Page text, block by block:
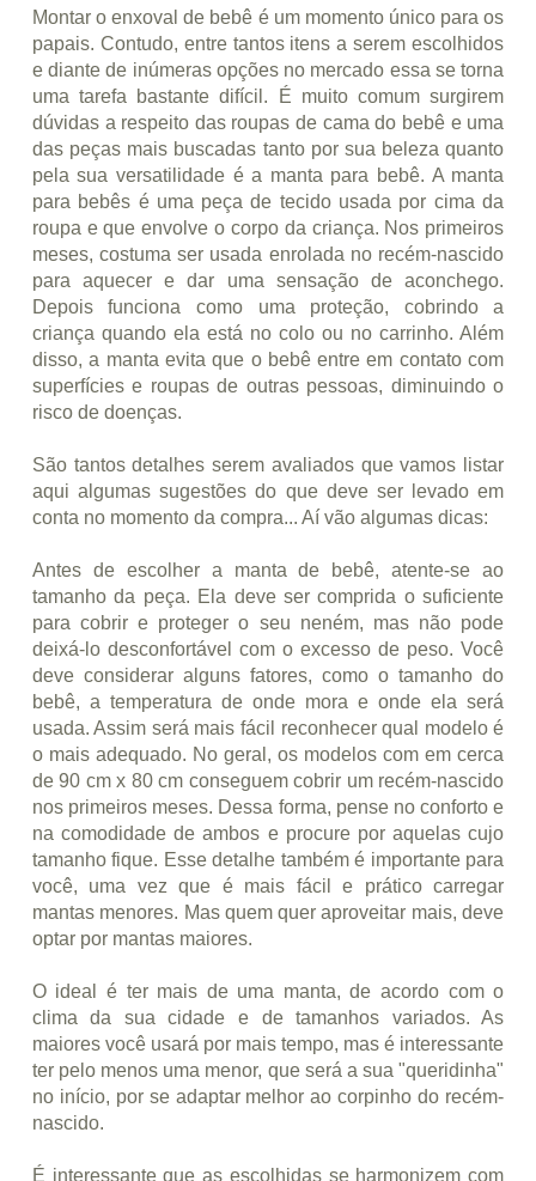
Montar o enxoval de bebê é um momento único para os
papais. Contudo, entre tantos itens a serem escolhidos
e diante de inúmeras opções no mercado essa se torna
uma tarefa bastante difícil. É muito comum surgirem
dúvidas a respeito das roupas de cama do bebê e uma
das peças mais buscadas tanto por sua beleza quanto
pela sua versatilidade é a manta para bebê. A manta
para bebês é uma peça de tecido usada por cima da
roupa e que envolve o corpo da criança. Nos primeiros
meses, costuma ser usada enrolada no recém-nascido
para aquecer e dar uma sensação de aconchego.
Depois funciona como uma proteção, cobrindo a
criança quando ela está no colo ou no carrinho. Além
disso, a manta evita que o bebê entre em contato com
superfícies e roupas de outras pessoas, diminuindo o
risco de doenças.
São tantos detalhes serem avaliados que vamos listar
aqui algumas sugestões do que deve ser levado em
conta no momento da compra... Aí vão algumas dicas:
Antes de escolher a manta de bebê, atente-se ao
tamanho da peça. Ela deve ser comprida o suficiente
para cobrir e proteger o seu neném, mas não pode
deixá-lo desconfortável com o excesso de peso. Você
deve considerar alguns fatores, como o tamanho do
bebê, a temperatura de onde mora e onde ela será
usada. Assim será mais fácil reconhecer qual modelo é
o mais adequado. No geral, os modelos com em cerca
de 90 cm x 80 cm conseguem cobrir um recém-nascido
nos primeiros meses. Dessa forma, pense no conforto e
na comodidade de ambos e procure por aquelas cujo
tamanho fique. Esse detalhe também é importante para
você, uma vez que é mais fácil e prático carregar
mantas menores. Mas quem quer aproveitar mais, deve
optar por mantas maiores.
O ideal é ter mais de uma manta, de acordo com o
clima da sua cidade e de tamanhos variados. As
maiores você usará por mais tempo, mas é interessante
ter pelo menos uma menor, que será a sua "queridinha"
no início, por se adaptar melhor ao corpinho do recém-
nascido.
É interessante que as escolhidas se harmonizem com